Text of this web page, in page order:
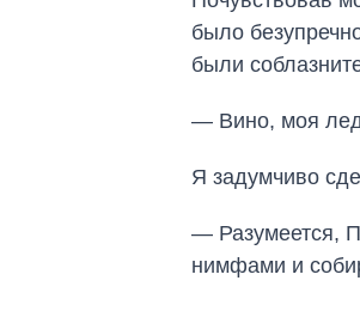
было
были
— Вино, моя
Я задумчиво
— Разумеется,
нимфами и